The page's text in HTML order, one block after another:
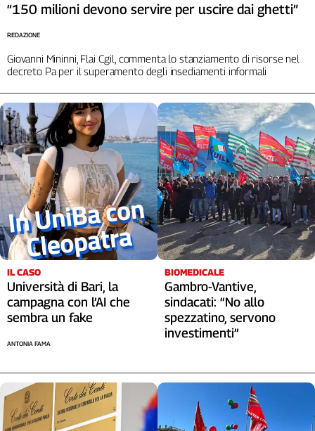
“150 milioni devono servire per uscire dai ghetti”
Giovanni Mininni, Flai Cgil, commenta lo stanziamento di risorse nel
decreto Pa per il superamento degli insediamenti informali
REDAZIONE
IL CASO
Università di Bari, la
campagna con l’AI che
sembra un fake
ANTONIA FAMA
BIOMEDICALE
Gambro-Vantive,
sindacati: “No allo
spezzatino, servono
investimenti”